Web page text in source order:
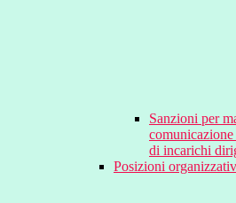
Sanzioni per
di incarichi
Posizioni